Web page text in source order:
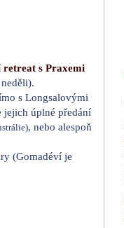
retreat s Praxemi
s Longsalovými
jejich úplné předání
, nebo alespoň
(Gomadéví je